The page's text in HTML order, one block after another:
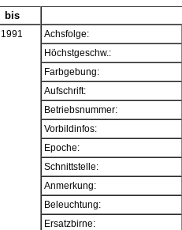
bis
1991 Achsfolge:
Höchstgeschw.:
Farbgebung:
Aufschrift:
Betriebsnummer:
Vorbildinfos:
Epoche:
Schnittstelle:
Anmerkung:
Beleuchtung:
Ersatzbirne: